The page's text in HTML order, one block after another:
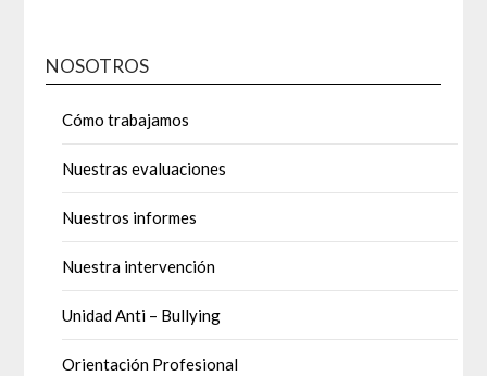
NOSOTROS
Cómo trabajamos
Nuestras evaluaciones
Nuestros informes
Nuestra intervención
Unidad Anti – Bullying
Orientación Profesional